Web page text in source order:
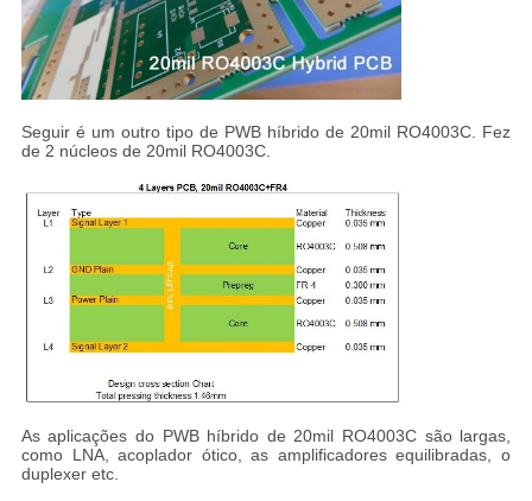
Seguir é um outro tipo de PWB híbrido de 20mil RO4003C. Fez
de 2 núcleos de 20mil RO4003C.
As aplicações do PWB híbrido de 20mil RO4003C são largas,
como LNA, acoplador ótico, as amplificadores equilibradas, o
duplexer etc.